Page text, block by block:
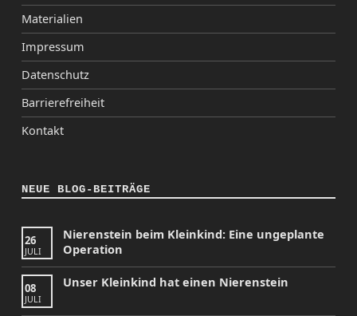
Materialien
Impressum
Datenschutz
Barrierefreiheit
Kontakt
NEUE BLOG-BEITRÄGE
26
JULI
Nierenstein beim Kleinkind: Eine ungeplante
Operation
08
JULI
Unser Kleinkind hat einen Nierenstein